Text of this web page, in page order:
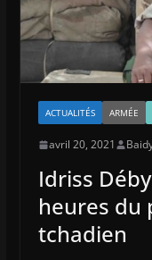
ACTUALITÉS ARMÉE
avril 20, 2021
Idriss
heures du
tchadien